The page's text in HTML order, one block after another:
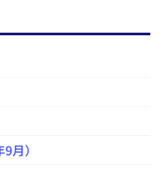
月）